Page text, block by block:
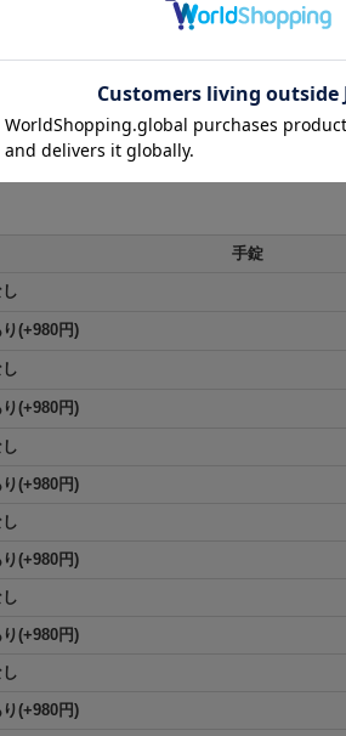
】【XS-XLサイズ】[HC03-Bg]三上悠亜着用 [
手錠
り(+980円)
り(+980円)
り(+980円)
り(+980円)
り(+980円)
り(+980円)